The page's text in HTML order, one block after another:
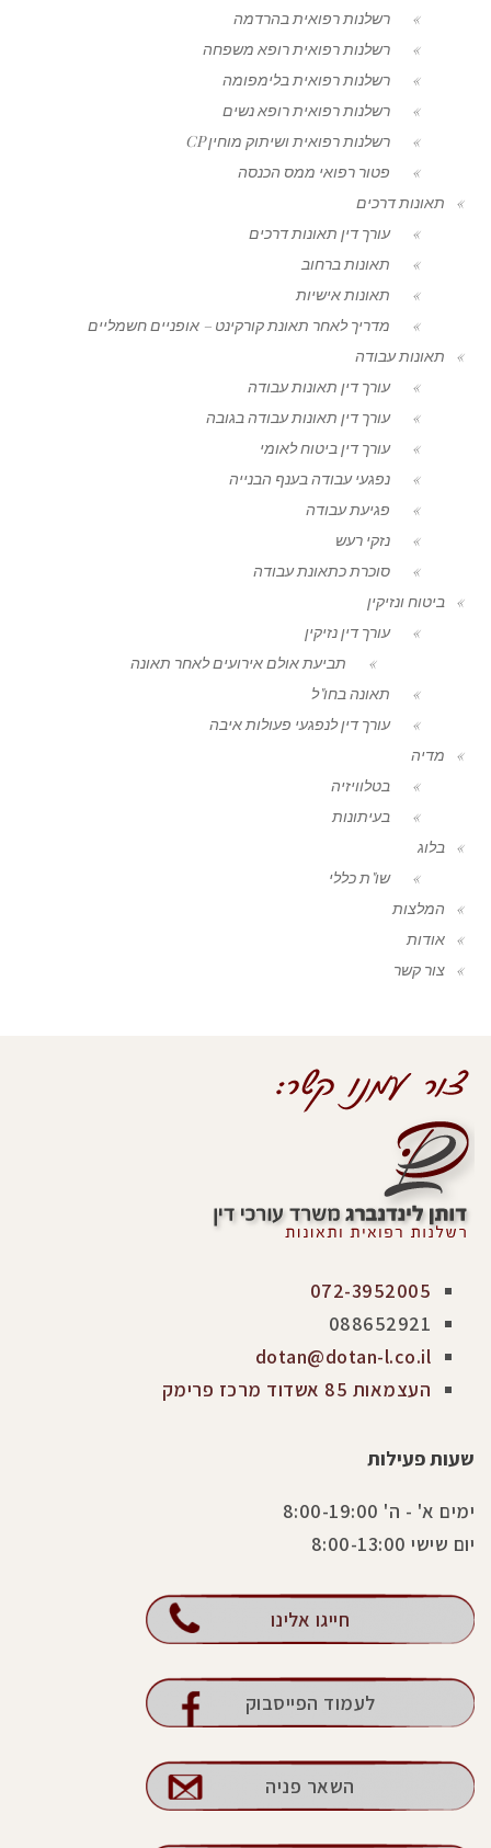
רשלנות רפואית בהרדמה
רשלנות רפואית רופא משפחה
רשלנות רפואית בלימפומה
רשלנות רפואית רופא נשים
רשלנות רפואית ושיתוק מוחין CP
פטור רפואי ממס הכנסה
תאונות דרכים
עורך דין תאונות דרכים
תאונות ברחוב
תאונות אישיות
מדריך לאחר תאונת קורקינט – אופניים חשמליים
תאונות עבודה
עורך דין תאונות עבודה
עורך דין תאונות עבודה בגובה
עורך דין ביטוח לאומי
נפגעי עבודה בענף הבנייה
פגיעת עבודה
נזקי רעש
סוכרת כתאונת עבודה
ביטוח ונזיקין
עורך דין נזיקין
תביעת אולם אירועים לאחר תאונה
תאונה בחו"ל
עורך דין לנפגעי פעולות איבה
מדיה
בטלוויזיה
בעיתונות
בלוג
שו"ת כללי
המלצות
אודות
צור קשר
072-3952005
088652921
dotan@dotan-l.co.il
העצמאות 85 אשדוד מרכז פרימק
שעות פעילות
ימים א' - ה' 8:00-19:00
יום שישי 8:00-13:00
חייגו אלינו
לעמוד הפייסבוק
השאר פניה